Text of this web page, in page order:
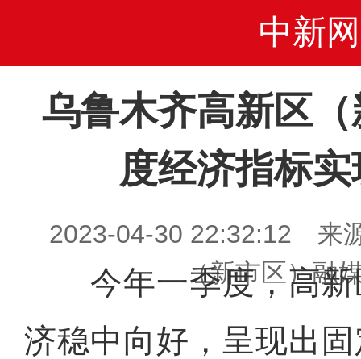
中新网
乌鲁木齐高新区
度经济指标
2023-04-30 22:32:12 来
（新市区）融
今年一季度，高新
济稳中向好，呈现出